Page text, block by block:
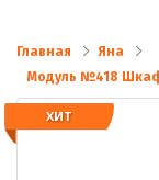
Главная
Яна
Модуль №418 Шкаф
ХИТ